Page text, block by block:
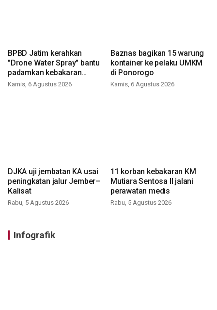
BPBD Jatim kerahkan
"Drone Water Spray" bantu
padamkan kebakaran
Bromo
Kamis, 6 Agustus 2026
Baznas bagikan 15 warung
kontainer ke pelaku UMKM
di Ponorogo
Kamis, 6 Agustus 2026
DJKA uji jembatan KA usai
peningkatan jalur Jember–
Kalisat
Rabu, 5 Agustus 2026
11 korban kebakaran KM
Mutiara Sentosa II jalani
perawatan medis
Rabu, 5 Agustus 2026
Infografik